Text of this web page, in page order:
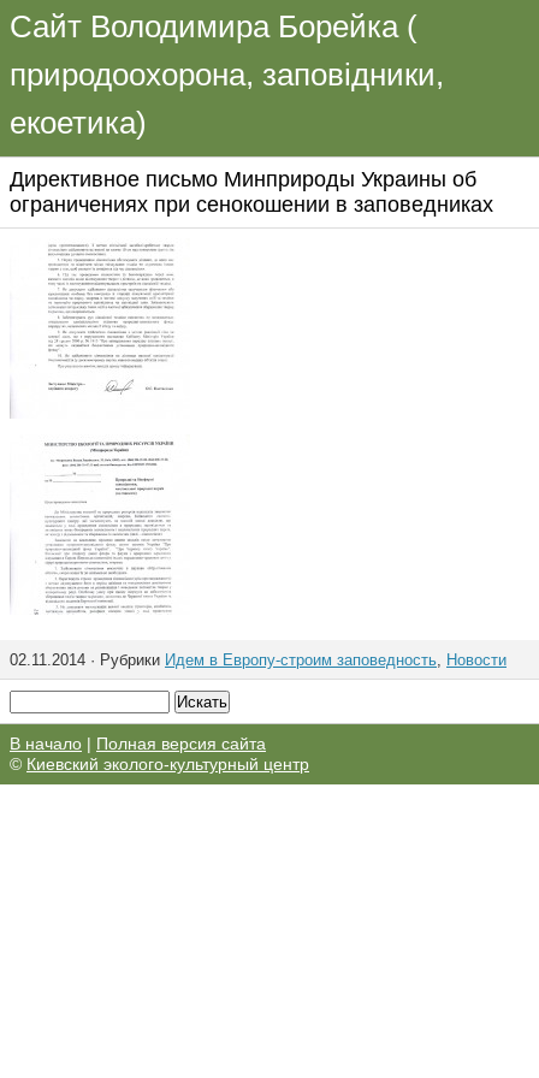
Сайт Володимира Борейка (
природоохорона, заповідники,
екоетика)
Директивное письмо Минприроды Украины об
ограничениях при сенокошении в заповедниках
02.11.2014 · Рубрики Идем в Европу-строим заповедность, Новости
В начало | Полная версия сайта
© Киевский эколого-культурный центр